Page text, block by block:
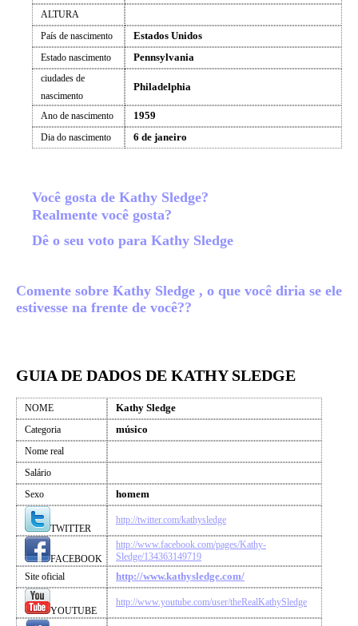
ALTURA
País de nascimento
Estados Unidos
Estado nascimento Pennsylvania
ciudades de
nascimento
Philadelphia
Ano de nascimento 1959
Dia do nascimento 6 de janeiro
Você gosta de Kathy Sledge?
Realmente você gosta?
Dê o seu voto para Kathy Sledge
Comente sobre Kathy Sledge , o que você diria se ele
estivesse na frente de você??
GUIA DE DADOS DE KATHY SLEDGE
NOME Kathy Sledge
Categoria músico
Nome real
Salário
Sexo
homem
TWITTER
http://twitter.com/kathysledge
FACEBOOK
http://www.facebook.com/pages/Kathy-
Sledge/134363149719
Site oficial
http://www.kathysledge.com/
YOUTUBE
http://www.youtube.com/user/theRealKathySledge